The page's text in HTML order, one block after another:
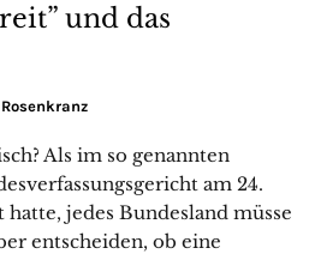
und das
Als im so genannten
am 24.
jedes Bundesland müsse
entscheiden, ob eine